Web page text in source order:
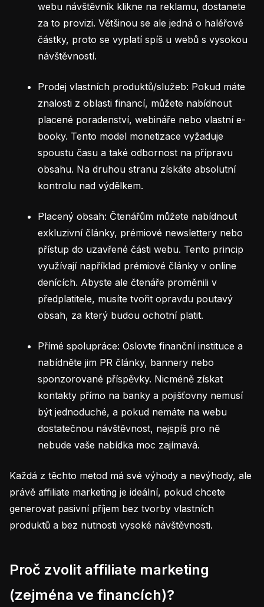
webu návštěvník klikne na reklamu, dostanete
za to provizi. Většinou se ale jedná o haléřové
částky, proto se vyplatí spíš u webů s vysokou
návštěvností.
Prodej vlastních produktů/služeb: Pokud máte
znalosti z oblasti financí, můžete nabídnout
placené poradenství, webináře nebo vlastní e-
booky. Tento model monetizace vyžaduje
spoustu času a také odbornost na přípravu
obsahu. Na druhou stranu získáte absolutní
kontrolu nad výdělkem.
Placený obsah: Čtenářům můžete nabídnout
exkluzivní články, prémiové newslettery nebo
přístup do uzavřené části webu. Tento princip
využívají například prémiové články v online
denících. Abyste ale čtenáře proměnili v
předplatitele, musíte tvořit opravdu poutavý
obsah, za který budou ochotní platit.
Přímé spolupráce: Oslovte finanční instituce a
nabídněte jim PR články, bannery nebo
sponzorované příspěvky. Nicméně získat
kontakty přímo na banky a pojišťovny nemusí
být jednoduché, a pokud nemáte na webu
dostatečnou návštěvnost, nejspíš pro ně
nebude vaše nabídka moc zajímavá.
Každá z těchto metod má své výhody a nevýhody, ale
právě affiliate marketing je ideální, pokud chcete
generovat pasivní příjem bez tvorby vlastních
produktů a bez nutnosti vysoké návštěvnosti.
Proč zvolit affiliate marketing
(zejména ve financích)?